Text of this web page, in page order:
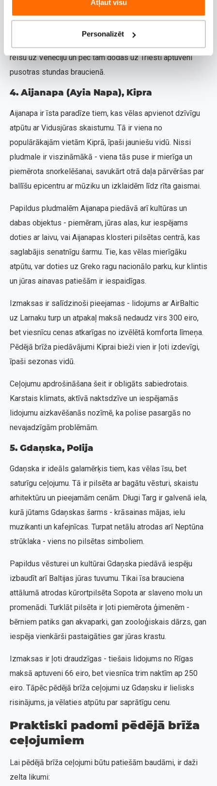
Atļaut visu
Personalizēt
Finansiāli Trieste ir pieejamāka nekā daudzi citi Itālijas
reisu uz Venēciju un pēc tam dodas uz Triesti aptuveni
pusotras stundas braucienā.
4. Aijanapa (Ayia Napa), Kipra
Aijanapa ir īsta paradīze tiem, kas vēlas apvienot dzīvīgu
atpūtu ar Vidusjūras skaistumu. Tā ir viena no
populārākajām vietām Kiprā, īpaši jauniešu vidū. Nissi
pludmale ir viszināmākā - viena tās puse ir mierīga un
piemērota snorkelēšanai, savukārt otrā daļa pārvēršas par
ballīšu epicentru ar mūziku un izklaidēm līdz rīta gaismai.
Papildus pludmalēm Aijanapa piedāvā arī kultūras un
dabas objektus - piemēram, jūras alas, kur iespējams
doties ar laivu, vai Aijanapas klosteri pilsētas centrā, kas
saglabājis senatnīgu šarmu. Tie, kas vēlas mierīgāku
atpūtu, var doties uz Greko ragu nacionālo parku, kur klintis
un jūras ainavas patiešām ir iespaidīgas.
Izmaksas ir salīdzinoši pieejamas - lidojums ar AirBaltic
uz Larnaku turp un atpakaļ maksā nedaudz virs 300 eiro,
bet viesnīcu cenas atkarīgas no izvēlētā komforta līmeņa.
Pēdējā brīža piedāvājumi Kiprai bieži vien ir ļoti izdevīgi,
īpaši sezonas vidū.
Ceļojumu apdrošināšana šeit ir obligāts sabiedrotais.
Karstais klimats, aktīvā naktsdzīve un iespējamās
lidojumu aizkavēšanās nozīmē, ka polise pasargās no
nevajadzīgām problēmām.
5. Gdaņska, Polija
Gdaņska ir ideāls galamērķis tiem, kas vēlas īsu, bet
saturīgu ceļojumu. Tā ir pilsēta ar bagātu vēsturi, skaistu
arhitektūru un pieejamām cenām. Długi Targ ir galvenā iela,
kurā jūtams Gdaņskas šarms - krāsainas mājas, ielu
muzikanti un kafejnīcas. Turpat netālu atrodas arī Neptūna
strūklaka - viens no pilsētas simboliem.
Papildus vēsturei un kultūrai Gdaņska piedāvā iespēju
izbaudīt arī Baltijas jūras tuvumu. Tikai īsa brauciena
attālumā atrodas kūrortpilsēta Sopota ar slaveno molu un
promenādi. Turklāt pilsēta ir ļoti piemērota ģimenēm -
bērniem patiks gan akvaparki, gan zooloģiskais dārzs, gan
iespēja vienkārši pastaigāties gar jūras krastu.
Izmaksas ir ļoti draudzīgas - tiešais lidojums no Rīgas
maksā aptuveni 66 eiro, bet viesnīca trim naktīm ap 250
eiro. Tāpēc pēdējā brīža ceļojumi uz Gdaņsku ir lielisks
risinājums, ja vēlaties atpūtu par saprātīgu cenu.
Praktiski padomi pēdējā brīža
ceļojumiem
Lai pēdējā brīža ceļojumi būtu patiešām baudāmi, ir daži
zelta likumi: